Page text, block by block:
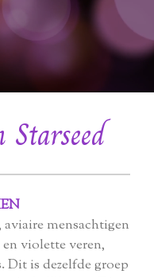
mensachtigen
violette veren,
Dit is dezelfde groep